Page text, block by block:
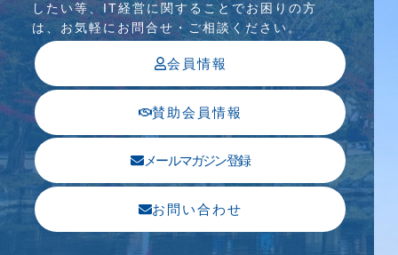
したい等、IT経営に関することでお困りの⽅
は、お気軽にお問合せ・ご相談ください。
会員情報
賛助会員情報
メールマガジン登録
お問い合わせ